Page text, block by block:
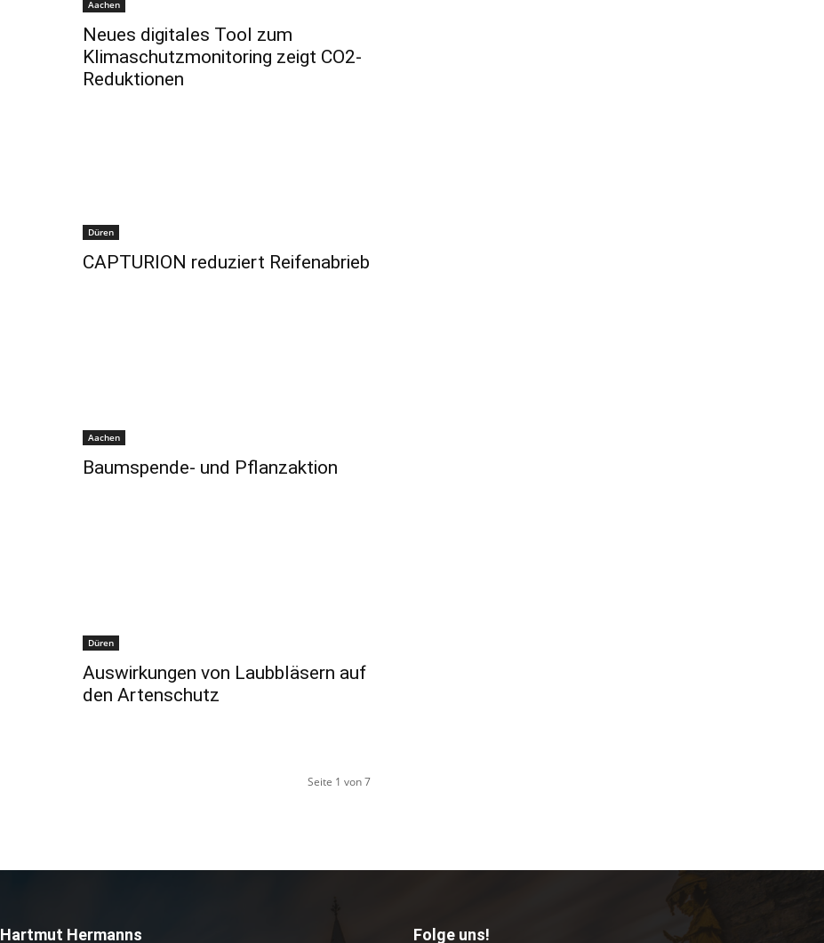
Aachen
Neues digitales Tool zum
Klimaschutzmonitoring zeigt CO2-
Reduktionen
Düren
CAPTURION reduziert Reifenabrieb
Aachen
Baumspende- und Pflanzaktion
Düren
Auswirkungen von Laubbläsern auf
den Artenschutz
Seite 1 von 7
Hartmut Hermanns Folge uns!